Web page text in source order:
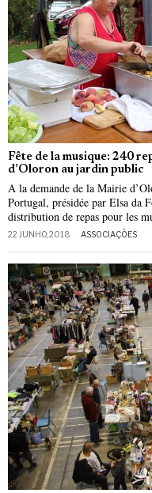
Fête de la musique: 240
d’Oloron au jardin public
A la demande de la Mairie
Portugal, présidée par Elsa da
distribution de repas pour les
22 JUNHO, 2018 ASSOCIAÇÕES